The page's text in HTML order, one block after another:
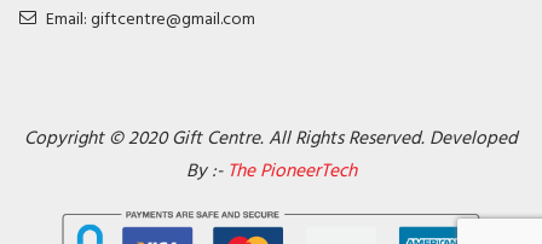
Email: giftcentre@gmail.com
Copyright © 2020 Gift Centre. All Rights Reserved. Developed
By :- The PioneerTech